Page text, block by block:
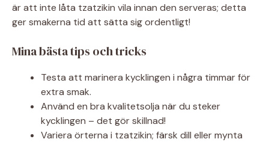
är att inte låta tzatzikin vila innan den serveras; detta
ger smakerna tid att sätta sig ordentligt!
Mina bästa tips och tricks
Testa att marinera kycklingen i några timmar för
extra smak.
Använd en bra kvalitetsolja när du steker
kycklingen – det gör skillnad!
Variera örterna i tzatzikin; färsk dill eller mynta